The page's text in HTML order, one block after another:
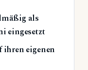
als
eingesetzt
ihren eigenen